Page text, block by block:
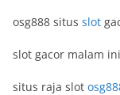
osg888 situs slot
slot gacor malam ini
situs raja slot